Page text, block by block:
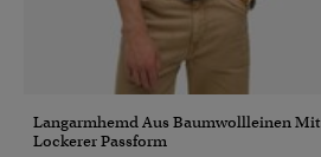
Langarmhemd Aus Baumwollleinen Mit
Lockerer Passform